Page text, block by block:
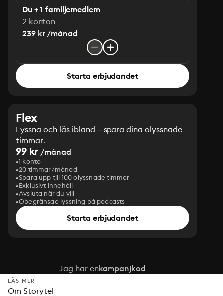
Du + 1 familjemedlem
2 konton
239 kr /månad
Starta erbjudandet
Flex
Lyssna och läs ibland – spara dina olyssnade
timmar.
99 kr /månad
1 konto
20 timmar/månad
Spara upp till 100 olyssnade timmar
Exklusivt innehåll
Avsluta när du vill
Obegränsad lyssning på podcasts
Starta erbjudandet
Jag har enkampanjkod
LÄS MER
Om Storytel